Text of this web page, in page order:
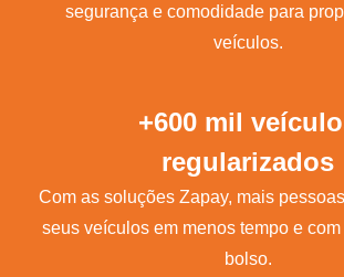
segurança e comodidade para
veículos.
+600 mil
regularizados
Com as soluções Zapay, mais
seus veículos em menos tempo e
bolso.